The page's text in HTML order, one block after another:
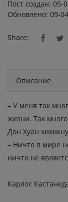
Пост создан: 05-
Обновлено: 09-
Share:
Описание
– У меня так
жизни. Так
Дон Хуан
– Ничто в мире
ничто не
Карлос